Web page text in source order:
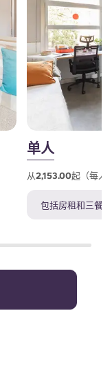
单人
从2,153.00起（每人
包括房租和三餐